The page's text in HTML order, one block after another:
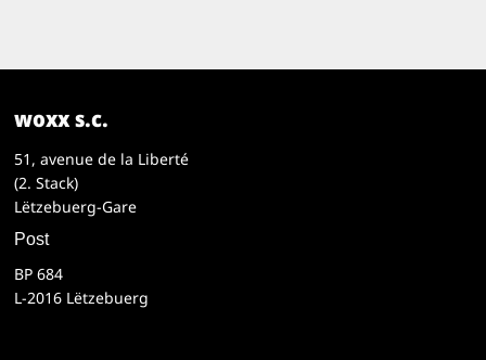
woxx s.c.
51, avenue de la Liberté
(2. Stack)
Lëtzebuerg-Gare
Post
BP 684
L-2016 Lëtzebuerg